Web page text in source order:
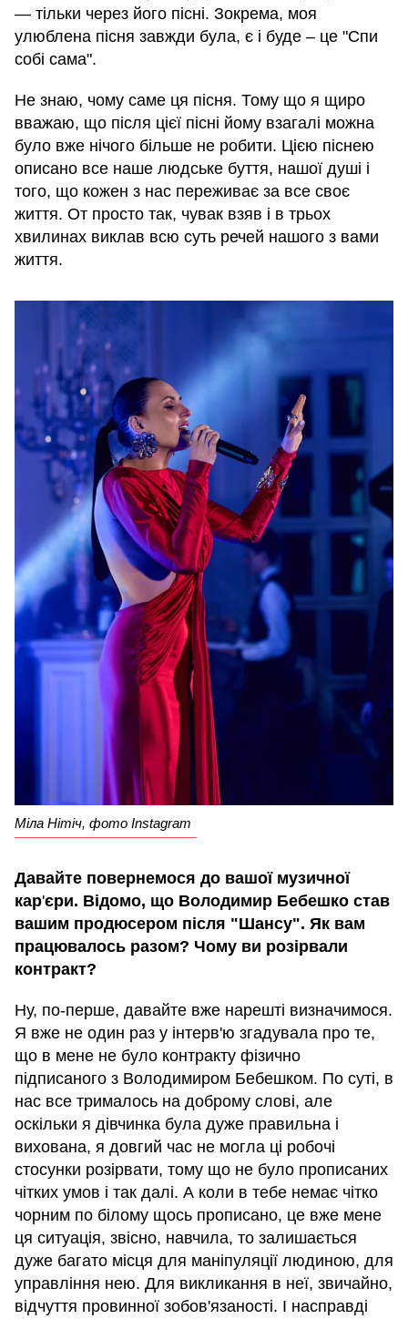
— тільки через його пісні. Зокрема, моя
улюблена пісня завжди була, є і буде – це "Спи
собі сама".
Не знаю, чому саме ця пісня. Тому що я щиро
вважаю, що після цієї пісні йому взагалі можна
було вже нічого більше не робити. Цією піснею
описано все наше людське буття, нашої душі і
того, що кожен з нас переживає за все своє
життя. От просто так, чувак взяв і в трьох
хвилинах виклав всю суть речей нашого з вами
життя.
Міла Нітіч, фото Instagram
Давайте повернемося до вашої музичної
кар'єри. Відомо, що Володимир Бебешко став
вашим продюсером після "Шансу". Як вам
працювалось разом? Чому ви розірвали
контракт?
Ну, по-перше, давайте вже нарешті визначимося.
Я вже не один раз у інтерв'ю згадувала про те,
що в мене не було контракту фізично
підписаного з Володимиром Бебешком. По суті, в
нас все трималось на доброму слові, але
оскільки я дівчинка була дуже правильна і
вихована, я довгий час не могла ці робочі
стосунки розірвати, тому що не було прописаних
чітких умов і так далі. А коли в тебе немає чітко
чорним по білому щось прописано, це вже мене
ця ситуація, звісно, навчила, то залишається
дуже багато місця для маніпуляції людиною, для
управління нею. Для викликання в неї, звичайно,
відчуття провинної зобов'язаності. І насправді